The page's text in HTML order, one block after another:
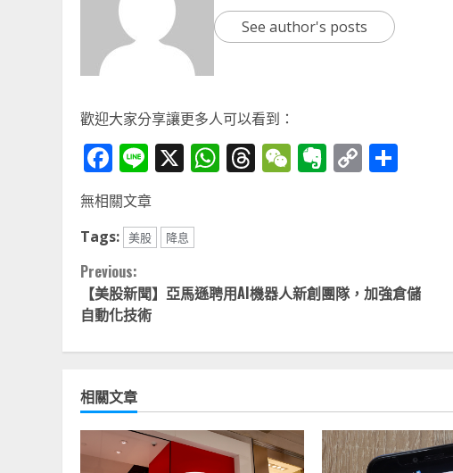
See author's posts
歡迎大家分享讓更多人可以看到：
Facebook
Line
X WhatsApp
Threads
WeChat
Evernote
Copy
無相關文章
Tags: 美股 降息
Continue
Reading
Previous:
【美股新聞】亞馬遜聘用AI機器人新創團隊，加強倉儲
自動化技術
相關文章